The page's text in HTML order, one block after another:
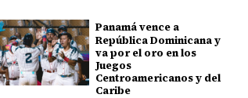
Panamá vence a
República Dominicana y
va por el oro en los
Juegos
Centroamericanos y del
Caribe